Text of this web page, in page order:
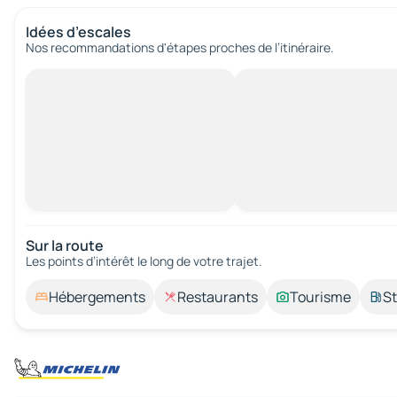
Idées d’escales
Nos recommandations d'étapes proches de l’itinéraire.
Sur la route
Les points d’intérêt le long de votre trajet.
Hébergements Restaurants Tourisme